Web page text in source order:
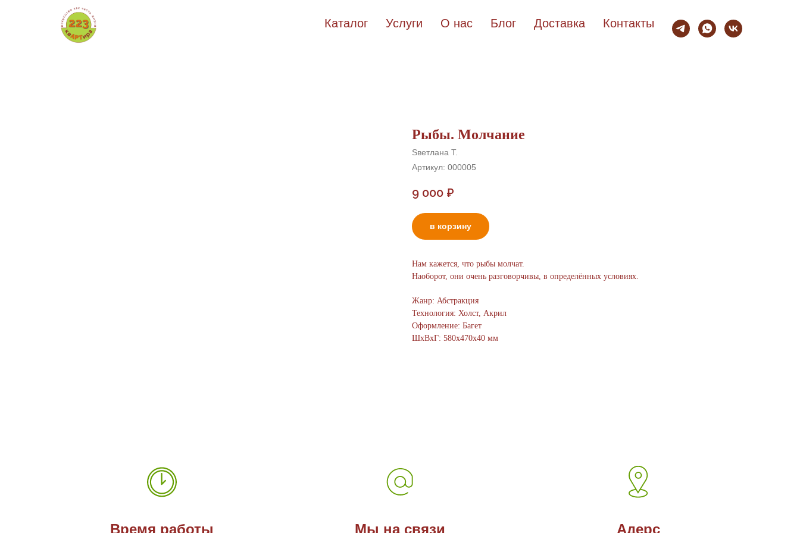
Каталог Услуги О нас Блог Доставка Контакты
Рыбы. Молчание
Sветлана Т.
Артикул: 000005
9 000 ₽
в корзину
Нам кажется, что рыбы молчат.
Наоборот, они очень разговорчивы, в определённых условиях.
Жанр: Абстракция
Технология: Холст, Акрил
Оформление: Багет
ШxВxГ: 580x470x40 мм
Время работы Мы на связи Адерс